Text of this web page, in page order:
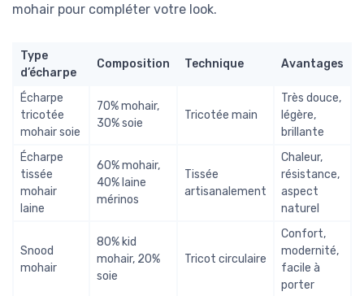
mohair pour compléter votre look.
Type
d’écharpe
Composition Technique Avantages
Écharpe
tricotée
mohair soie
70% mohair,
30% soie
Tricotée main
Très douce,
légère,
brillante
Écharpe
tissée
mohair
laine
60% mohair,
40% laine
mérinos
Tissée
artisanalement
Chaleur,
résistance,
aspect
naturel
Snood
mohair
80% kid
mohair, 20%
soie
Tricot circulaire
Confort,
modernité,
facile à
porter